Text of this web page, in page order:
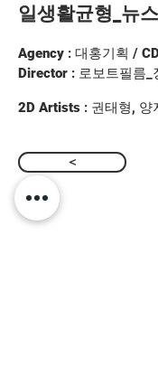
일생활균형_뉴
Agency : 대홍기획 /
Director : 로보트필름_
2D Artists : 권태형, 양
>